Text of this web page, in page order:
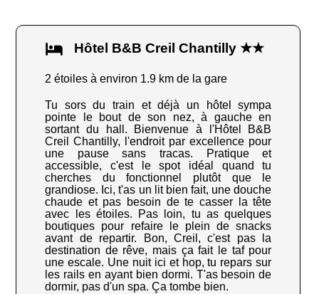
Hôtel B&B Creil Chantilly ★★
2 étoiles à environ 1.9 km de la gare
Tu sors du train et déjà un hôtel sympa
pointe le bout de son nez, à gauche en
sortant du hall. Bienvenue à l'Hôtel B&B
Creil Chantilly, l'endroit par excellence pour
une pause sans tracas. Pratique et
accessible, c'est le spot idéal quand tu
cherches du fonctionnel plutôt que le
grandiose. Ici, t'as un lit bien fait, une douche
chaude et pas besoin de te casser la tête
avec les étoiles. Pas loin, tu as quelques
boutiques pour refaire le plein de snacks
avant de repartir. Bon, Creil, c'est pas la
destination de rêve, mais ça fait le taf pour
une escale. Une nuit ici et hop, tu repars sur
les rails en ayant bien dormi. T'as besoin de
dormir, pas d'un spa. Ça tombe bien.